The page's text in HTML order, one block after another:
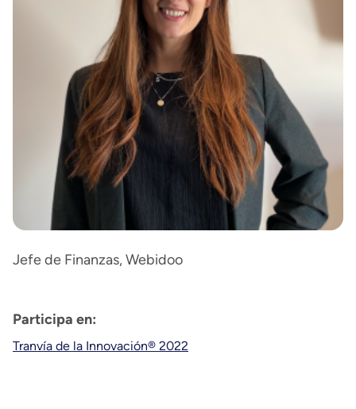
Jefe de Finanzas, Webidoo
Participa en:
Tranvía de la Innovación® 2022